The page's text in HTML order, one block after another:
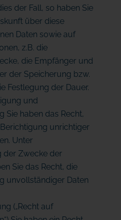
der Fall, so haben Sie
über diese
Daten sowie auf
z.B. die
die Empfänger und
der Speicherung bzw.
Festlegung der Dauer.
und
Sie haben das Recht,
unrichtiger
Unter
der Zwecke der
Sie das Recht, die
unvollständiger Daten
(„Recht auf